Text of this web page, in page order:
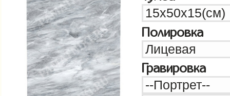
Полировка
Гравировка